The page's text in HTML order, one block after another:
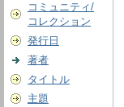
コミュニティ/
コレクション
発行日
著者
タイトル
主題